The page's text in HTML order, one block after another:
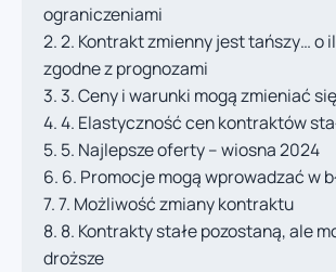
ograniczeniami
2. Kontrakt zmienny jest tańszy… o
zgodne z prognozami
3. Ceny i warunki mogą zmieniać
4. Elastyczność cen kontraktów
5. Najlepsze oferty – wiosna 2024
6. Promocje mogą wprowadzać w
7. Możliwość zmiany kontraktu
8. Kontrakty stałe pozostaną, ale
droższe